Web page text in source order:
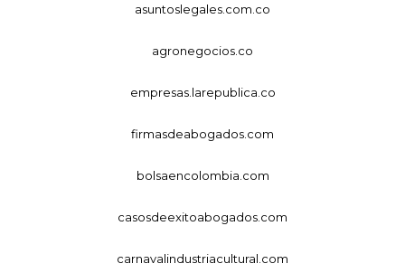
asuntoslegales.com.co
agronegocios.co
empresas.larepublica.co
firmasdeabogados.com
bolsaencolombia.com
casosdeexitoabogados.com
carnavalindustriacultural.com